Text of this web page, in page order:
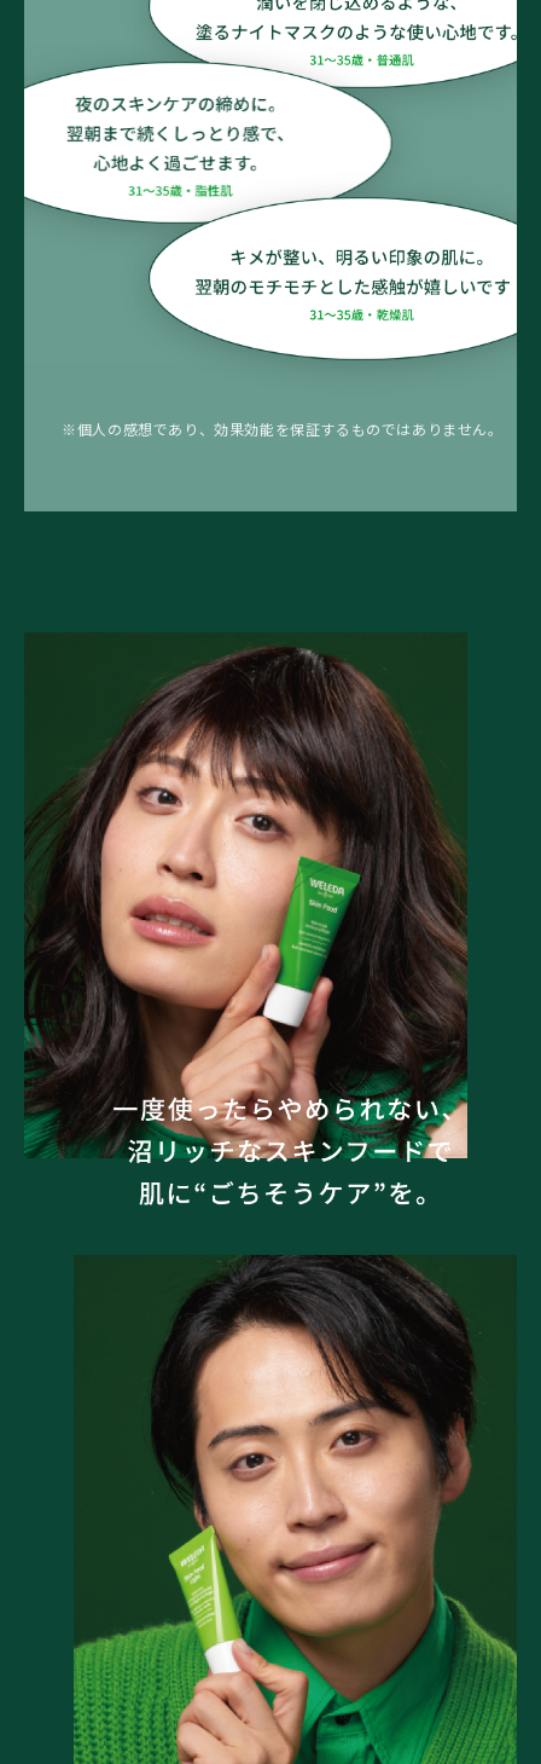
※個人の感想であり、効果効能を保証するものではありません。